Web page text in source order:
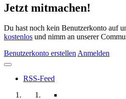
Jetzt mitmachen!
Du hast noch kein Benutzerkonto auf
kostenlos und nimm an unserer
Benutzerkonto erstellenAnmelden
RSS-Feed